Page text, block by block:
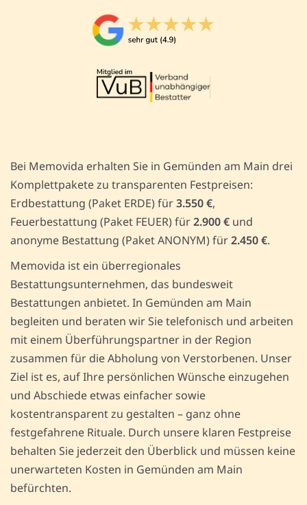
Bei Memovida erhalten Sie in Gemünden am Main drei
Komplettpakete zu transparenten Festpreisen:
Erdbestattung (Paket ERDE) für3.550 €,
Feuerbestattung (Paket FEUER) für2.900 € und
anonyme Bestattung (Paket ANONYM) für2.450 €.
Memovida ist ein überregionales
Bestattungsunternehmen, das bundesweit
Bestattungen anbietet. In Gemünden am Main
begleiten und beraten wir Sie telefonisch und arbeiten
mit einem Überführungspartner in der Region
zusammen für die Abholung von Verstorbenen. Unser
Ziel ist es, auf Ihre persönlichen Wünsche einzugehen
und Abschiede etwas einfacher sowie
kostentransparent zu gestalten – ganz ohne
festgefahrene Rituale. Durch unsere klaren Festpreise
behalten Sie jederzeit den Überblick und müssen keine
unerwarteten Kosten in Gemünden am Main
befürchten.